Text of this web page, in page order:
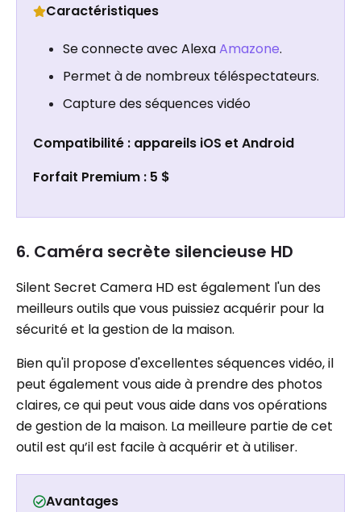
Caractéristiques
Se connecte avec AlexaAmazone.
Permet à de nombreux téléspectateurs.
Capture des séquences vidéo
Compatibilité : appareils iOS et Android
Forfait Premium : 5 $
6. Caméra secrète silencieuse HD
Silent Secret Camera HD est également l'un des
meilleurs outils que vous puissiez acquérir pour la
sécurité et la gestion de la maison.
Bien qu'il propose d'excellentes séquences vidéo, il
peut également vous aide à prendre des photos
claires, ce qui peut vous aide dans vos opérations
de gestion de la maison. La meilleure partie de cet
outil est qu’il est facile à acquérir et à utiliser.
Avantages